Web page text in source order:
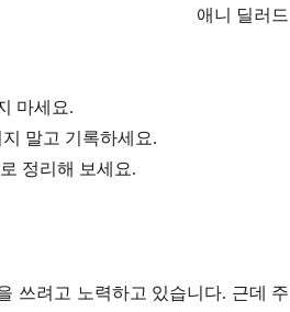
애니 딜러드
마세요.
말고 기록하세요.
정리해 보세요.
쓰려고 노력하고 있습니다. 근데 주